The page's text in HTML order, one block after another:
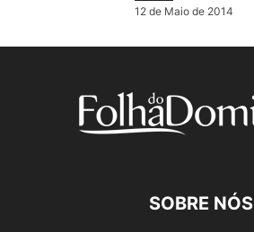
12 de Maio de 2014
SOBRE NÓS